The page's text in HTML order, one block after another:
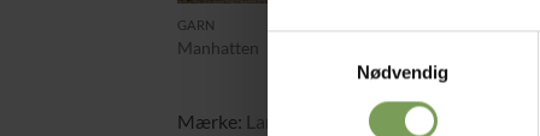
Nødvendig
GARN
Manhatten
Mærke: Lang Yarns